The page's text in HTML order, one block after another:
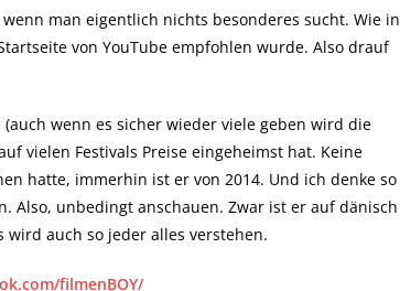
man eigentlich nichts besonderes sucht. Wie in
von YouTube empfohlen wurde. Also drauf
wenn es sicher wieder viele geben wird die
vielen Festivals Preise eingeheimst hat. Keine
hatte, immerhin ist er von 2014. Und ich denke so
Also, unbedingt anschauen. Zwar ist er auf dänisch
auch so jeder alles verstehen.
filmenBOY/